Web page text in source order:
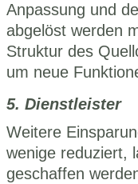
Anpassung und
abgelöst werden
Struktur des
um neue
5. Dienstleister
Weitere
wenige reduziert,
geschaffen